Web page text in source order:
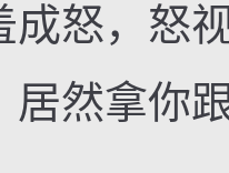
成怒，怒
居然拿你